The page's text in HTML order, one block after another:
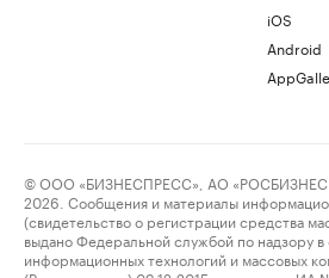
iOS
Android
© ООО «БИЗНЕСПРЕСС», АО
2026. Сообщения и материалы
(свидетельство о регистрации средства
выдано Федеральной службой по надзору в
информационных технологий и массовых